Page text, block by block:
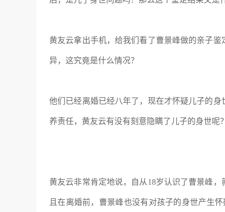
黄友云拿出手机，给我们看了曹景峰做的亲子
异，这究竟是什么情况？
他们已经离婚已经八年了，现在才怀疑儿子的
养责任，黄友云有没有刻意隐瞒了儿子的身世呢？
黄友云非常肯定地说，自从18岁认识了曹景峰
且在离婚前，曹景峰也没有对孩子的身世产生